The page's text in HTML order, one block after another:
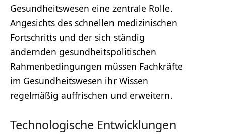
Gesundheitswesen eine zentrale Rolle.
Angesichts des schnellen medizinischen
Fortschritts und der sich ständig
ändernden gesundheitspolitischen
Rahmenbedingungen müssen Fachkräfte
im Gesundheitswesen ihr Wissen
regelmäßig auffrischen und erweitern.
Technologische Entwicklungen